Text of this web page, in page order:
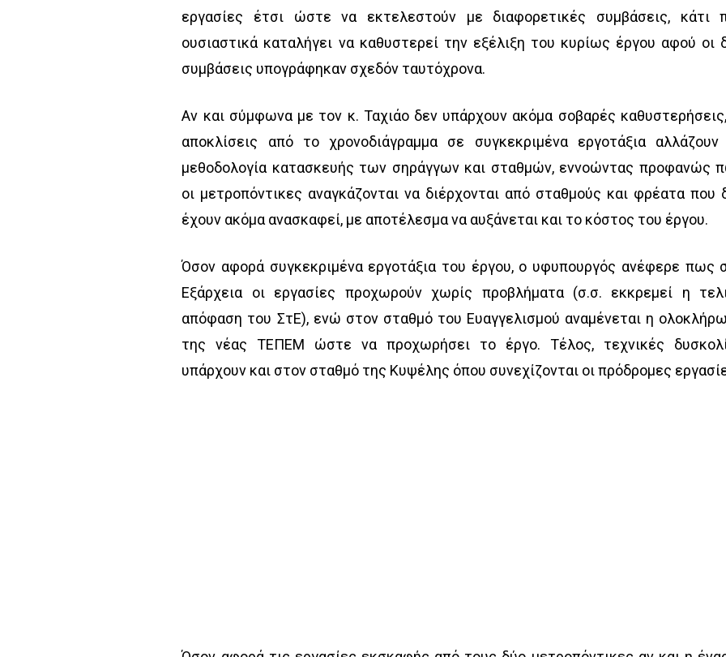
εργασίες έτσι ώστε να εκτελεστούν με διαφορετικές συμβάσεις, κάτι
ουσιαστικά καταλήγει να καθυστερεί την εξέλιξη του κυρίως έργου αφού οι
συμβάσεις υπογράφηκαν σχεδόν ταυτόχρονα.
Αν και σύμφωνα με τον κ. Ταχιάο δεν υπάρχουν ακόμα σοβαρές
αποκλίσεις από το χρονοδιάγραμμα σε συγκεκριμένα εργοτάξια
μεθοδολογία κατασκευής των σηράγγων και σταθμών, εννοώντας προφανώς
οι μετροπόντικες αναγκάζονται να διέρχονται από σταθμούς και φρέατα που
έχουν ακόμα ανασκαφεί, με αποτέλεσμα να αυξάνεται και το κόστος του έργου.
Όσον αφορά συγκεκριμένα εργοτάξια του έργου, ο υφυπουργός ανέφερε πως
Εξάρχεια οι εργασίες προχωρούν χωρίς προβλήματα (σ.σ. εκκρεμεί η
απόφαση του ΣτΕ), ενώ στον σταθμό του Ευαγγελισμού αναμένεται η
της νέας ΤΕΠΕΜ ώστε να προχωρήσει το έργο. Τέλος, τεχνικές
υπάρχουν και στον σταθμό της Κυψέλης όπου συνεχίζονται οι πρόδρομες